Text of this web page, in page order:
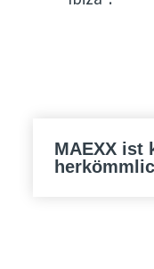
MAEXX ist